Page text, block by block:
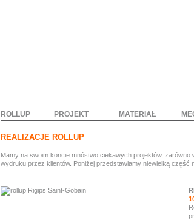
ROLLUP PROJEKT MATERIAŁ
REALIZACJE ROLLUP
Mamy na swoim koncie mnóstwo ciekawych projektów,
wydruku przez klientów. Poniżej przedstawiamy niewielką część